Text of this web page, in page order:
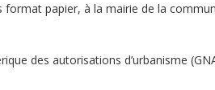
papier, à la mairie de la
des autorisations d’urbanisme